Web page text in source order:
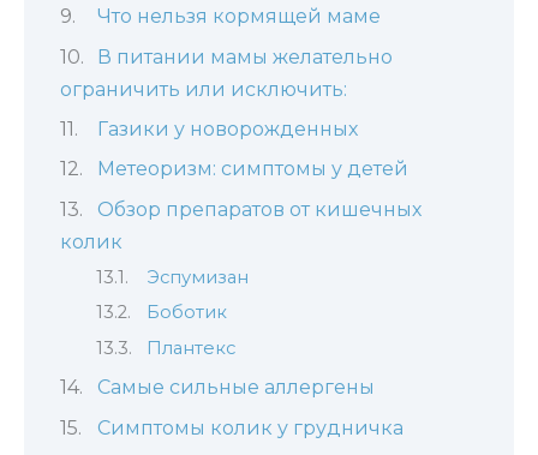
Что нельзя кормящей маме
В питании мамы желательно
ограничить или исключить:
Газики у новорожденных
Метеоризм: симптомы у детей
Обзор препаратов от кишечных
колик
Эспумизан
Боботик
Плантекс
Самые сильные аллергены
Симптомы колик у грудничка